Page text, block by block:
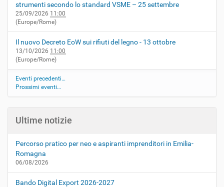
strumenti secondo lo standard VSME – 25 settembre
25/09/2026 11:00
(Europe/Rome)
Il nuovo Decreto EoW sui rifiuti del legno - 13 ottobre
13/10/2026 11:00
(Europe/Rome)
Eventi precedenti…
Prossimi eventi…
Ultime notizie
Percorso pratico per neo e aspiranti imprenditori in Emilia-
Romagna
06/08/2026
Bando Digital Export 2026-2027